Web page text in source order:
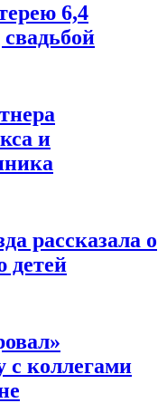
6,4
и
рассказала о
детей
с коллегами